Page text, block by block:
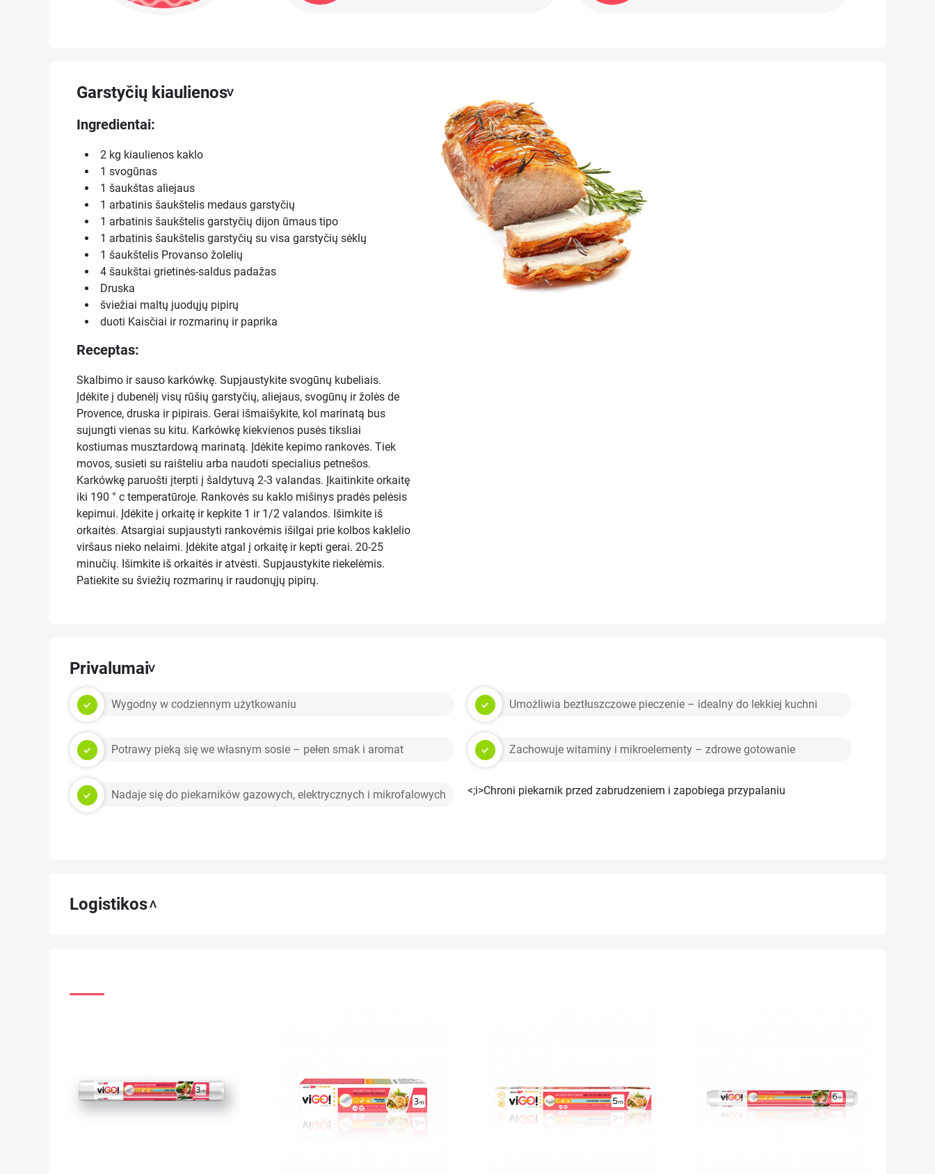
Garstyčių kiaulienos
Ingredientai:
2 kg kiaulienos kaklo
1 svogūnas
1 šaukštas aliejaus
1 arbatinis šaukštelis medaus garstyčių
1 arbatinis šaukštelis garstyčių dijon ūmaus tipo
1 arbatinis šaukštelis garstyčių su visa garstyčių sėklų
1 šaukštelis Provanso žolelių
4 šaukštai grietinės-saldus padažas
Druska
šviežiai maltų juodųjų pipirų
duoti Kaisčiai ir rozmarinų ir paprika
Receptas:
Skalbimo ir sauso karkówkę. Supjaustykite svogūnų kubeliais.
Įdėkite į dubenėlį visų rūšių garstyčių, aliejaus, svogūnų ir žolės de
Provence, druska ir pipirais. Gerai išmaišykite, kol marinatą bus
sujungti vienas su kitu. Karkówkę kiekvienos pusės tiksliai
kostiumas musztardową marinatą. Įdėkite kepimo rankovės. Tiek
movos, susieti su raišteliu arba naudoti specialius petnešos.
Karkówkę paruošti įterpti į šaldytuvą 2-3 valandas. Įkaitinkite orkaitę
iki 190 ° c temperatūroje. Rankovės su kaklo mišinys pradės pelėsis
kepimui. Įdėkite į orkaitę ir kepkite 1 ir 1/2 valandos. Išimkite iš
orkaitės. Atsargiai supjaustyti rankovėmis išilgai prie kolbos kaklelio
viršaus nieko nelaimi. Įdėkite atgal į orkaitę ir kepti gerai. 20-25
minučių. Išimkite iš orkaitės ir atvėsti. Supjaustykite riekelėmis.
Patiekite su šviežių rozmarinų ir raudonųjų pipirų.
Privalumai
Wygodny w codziennym użytkowaniu Umożliwia beztłuszczowe pieczenie – idealny do lekkiej kuchni
Potrawy pieką się we własnym sosie – pełen smak i aromat Zachowuje witaminy i mikroelementy – zdrowe gotowanie
Nadaje się do piekarników gazowych, elektrycznych i mikrofalowych <;i>Chroni piekarnik przed zabrudzeniem i zapobiega przypalaniu
Logistikos